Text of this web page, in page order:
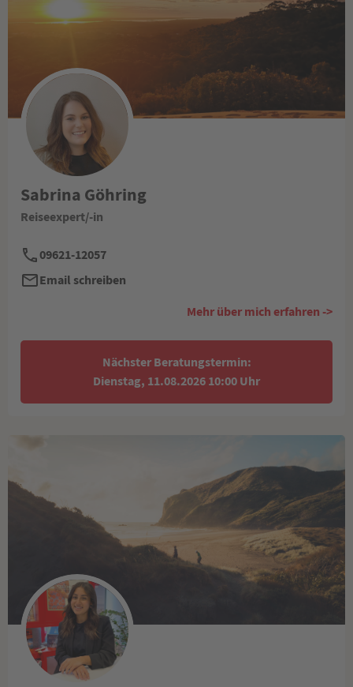
Sabrina Göhring
Reiseexpert/-in
09621-12057
Email schreiben
Mehr über mich erfahren ->
Nächster Beratungstermin:
Dienstag, 11.08.2026 10:00 Uhr